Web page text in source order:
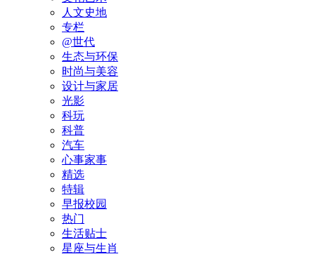
人文史地
专栏
@世代
生态与环保
时尚与美容
设计与家居
光影
科玩
科普
汽车
心事家事
精选
特辑
早报校园
热门
生活贴士
星座与生肖